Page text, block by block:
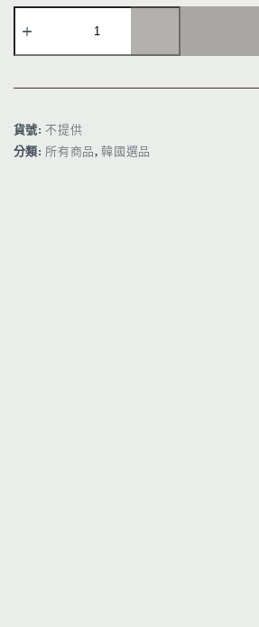
r
n
a
貨號: 不提供
分類: 所有商品,韓國選品